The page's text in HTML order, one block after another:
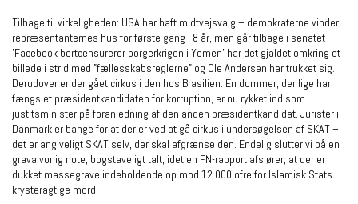
Tilbage til virkeligheden: USA har haft midtvejsvalg – demokraterne vinder
repræsentanternes hus for første gang i 8 år, men går tilbage i senatet -,
’Facebook bortcensurerer borgerkrigen i Yemen’ har det gjaldet omkring et
billede i strid med ”fællesskabsreglerne” og Ole Andersen har trukket sig.
Derudover er der gået cirkus i den hos Brasilien: En dommer, der lige har
fængslet præsidentkandidaten for korruption, er nu rykket ind som
justitsminister på foranledning af den anden præsidentkandidat. Jurister i
Danmark er bange for at der er ved at gå cirkus i undersøgelsen af SKAT –
det er angiveligt SKAT selv, der skal afgrænse den. Endelig slutter vi på en
gravalvorlig note, bogstaveligt talt, idet en FN-rapport afslører, at der er
dukket massegrave indeholdende op mod 12.000 ofre for Islamisk Stats
krysteragtige mord.